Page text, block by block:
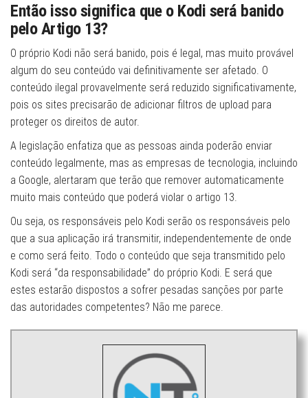
Então isso significa que o Kodi será banido
pelo Artigo 13?
O próprio Kodi não será banido, pois é legal, mas muito provável
algum do seu conteúdo vai definitivamente ser afetado. O
conteúdo ilegal provavelmente será reduzido significativamente,
pois os sites precisarão de adicionar filtros de upload para
proteger os direitos de autor.
A legislação enfatiza que as pessoas ainda poderão enviar
conteúdo legalmente, mas as empresas de tecnologia, incluindo
a Google, alertaram que terão que remover automaticamente
muito mais conteúdo que poderá violar o artigo 13.
Ou seja, os responsáveis pelo Kodi serão os responsáveis pelo
que a sua aplicação irá transmitir, independentemente de onde
e como será feito. Todo o conteúdo que seja transmitido pelo
Kodi será “da responsabilidade” do próprio Kodi. E será que
estes estarão dispostos a sofrer pesadas sanções por parte
das autoridades competentes? Não me parece.